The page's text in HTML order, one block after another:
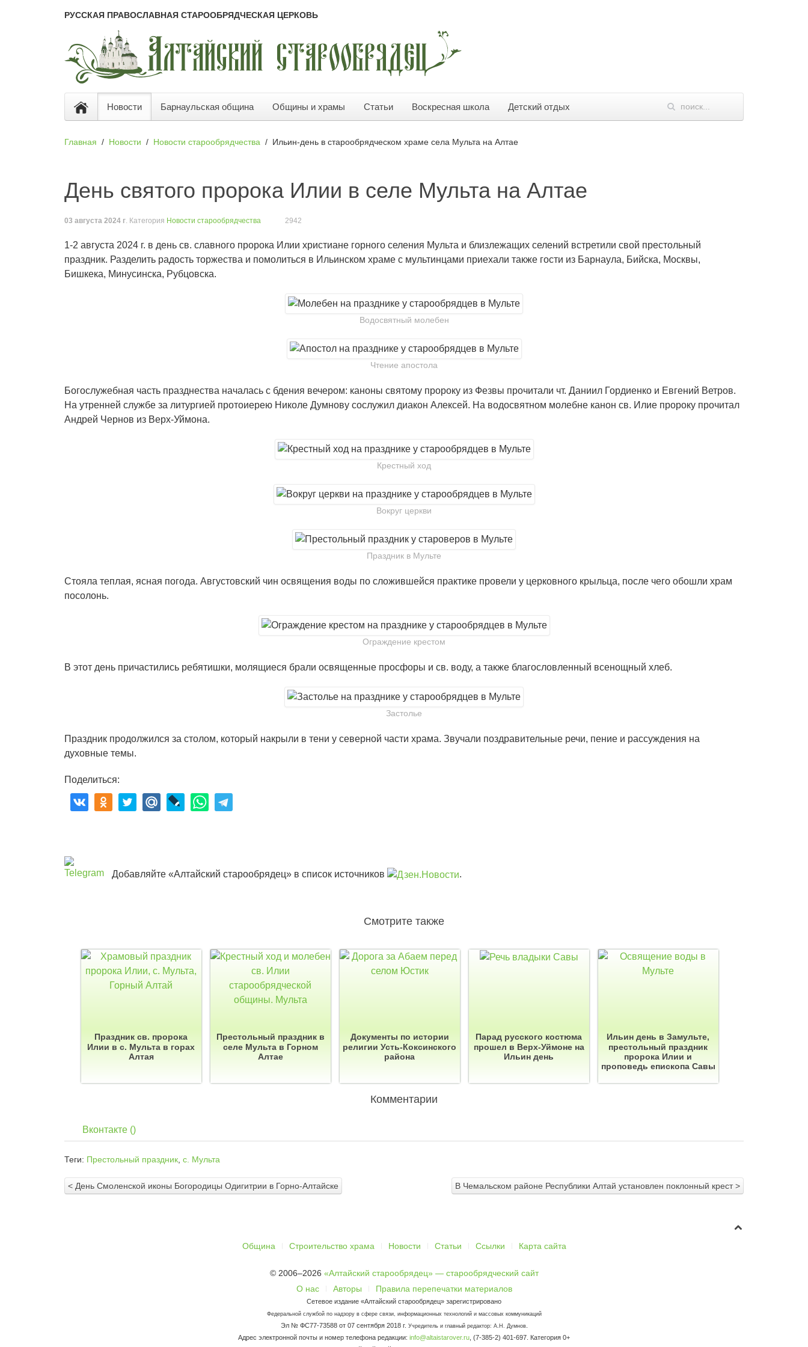
РУССКАЯ ПРАВОСЛАВНАЯ СТАРООБРЯДЧЕСКАЯ ЦЕРКОВЬ
Новости Барнаульская община Общины и храмы Статьи Воскресная школа Детский отдых
Главная Новости Новости старообрядчества Ильин-день в старообрядческом храме села Мульта на Алтае
День святого пророка Илии в селе Мульта на Алтае
03 августа 2024 г. Категория Новости старообрядчества 2942
1-2 августа 2024 г. в день св. славного пророка Илии христиане горного селения Мульта и близлежащих селений встретили свой престольный
праздник. Разделить радость торжества и помолиться в Ильинском храме с мультинцами приехали также гости из Барнаула, Бийска, Москвы,
Бишкека, Минусинска, Рубцовска.
Водосвятный молебен
Чтение апостола
Богослужебная часть празднества началась с бдения вечером: каноны святому пророку из Фезвы прочитали чт. Даниил Гордиенко и Евгений Ветров.
На утренней службе за литургией протоиерею Николе Думнову сослужил диакон Алексей. На водосвятном молебне канон св. Илие пророку прочитал
Андрей Чернов из Верх-Уймона.
Крестный ход
Вокруг церкви
Праздник в Мульте
Стояла теплая, ясная погода. Августовский чин освящения воды по сложившейся практике провели у церковного крыльца, после чего обошли храм
посолонь.
Ограждение крестом
В этот день причастились ребятишки, молящиеся брали освященные просфоры и св. воду, а также благословленный всенощный хлеб.
Застолье
Праздник продолжился за столом, который накрыли в тени у северной части храма. Звучали поздравительные речи, пение и рассуждения на
духовные темы.
Поделиться:
Добавляйте «Алтайский старообрядец» в список источников .
Смотрите также
Праздник св. пророка
Илии в с. Мульта в горах
Алтая
Престольный праздник в
селе Мульта в Горном
Алтае
Документы по истории
религии Усть-Коксинского
района
Парад русского костюма
прошел в Верх-Уймоне на
Ильин день
Ильин день в Замульте,
престольный праздник
пророка Илии и
проповедь епископа Савы
Комментарии
Вконтакте ()
Теги: Престольный праздник, с. Мульта
< День Смоленской иконы Богородицы Одигитрии в Горно-Алтайске В Чемальском районе Республики Алтай установлен поклонный крест >
Община Строительство храма Новости Статьи Ссылки Карта сайта
© 2006–2026 «Алтайский старообрядец» — старообрядческий сайт
О нас
Авторы Правила перепечатки материалов
Сетевое издание «Алтайский старообрядец» зарегистрировано
Федеральной службой по надзору в сфере связи, информационных технологий и массовых коммуникаций
Эл № ФС77-73588 от 07 сентября 2018 г. Учредитель и главный редактор: А.Н. Думнов.
Адрес электронной почты и номер телефона редакции: info@altaistarover.ru , (7-385-2) 401-697. Категория 0+